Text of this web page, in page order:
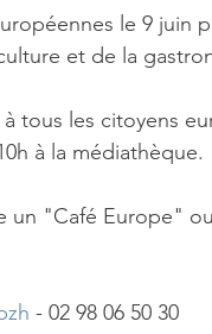
le 9 juin
et de la
tous les citoyens
à la médiathèque.
un "Café Europe"
- 02 98 06 50 30